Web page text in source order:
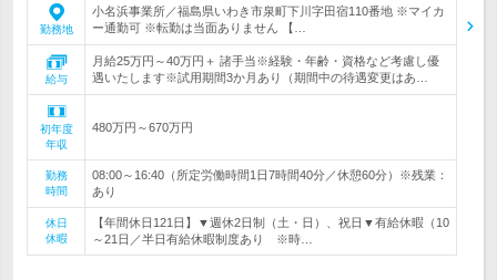
勤務地
小名浜事業所／福島県いわき市泉町下川字田宿110番地 ※マイカ
ー通勤可 ※転勤は当面ありません 【…
給与
月給25万円～40万円＋ 諸手当※経験・年齢・資格など考慮し優
遇いたします※試用期間3か月あり（期間中の待遇変更はあ…
初年度
年収
480万円～670万円
勤務
時間
08:00～16:40（所定労働時間1日7時間40分／休憩60分）※残業：
あり
休日
休暇
【年間休日121日】▼週休2日制（土・日）、祝日▼有給休暇（10
～21日／半日有給休暇制度あり ※時…